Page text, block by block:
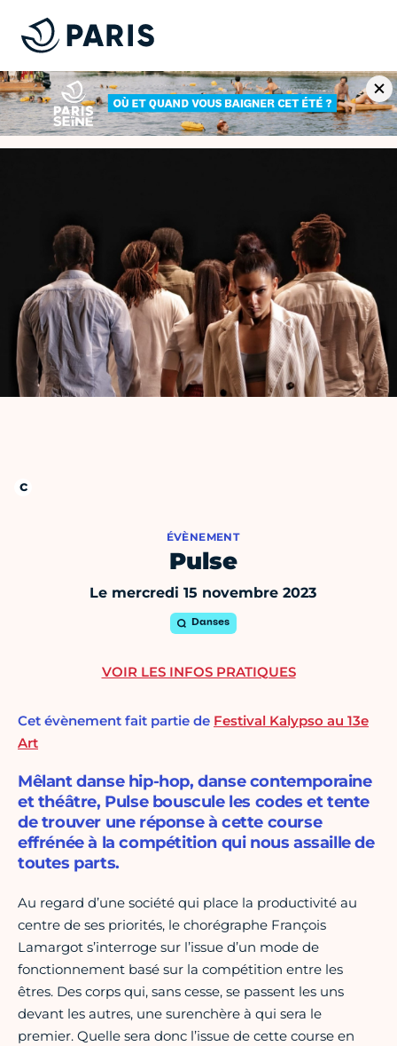
ÉVÈNEMENT
Pulse
Le mercredi 15 novembre 2023
Danses
Cet évènement fait partie de Festival Kalypso au 13e
Art
Mêlant danse hip-hop, danse contemporaine
et théâtre, Pulse bouscule les codes et tente
de trouver une réponse à cette course
effrénée à la compétition qui nous assaille de
toutes parts.
Au regard d’une société qui place la productivité au
centre de ses priorités, le chorégraphe François
Lamargot s’interroge sur l’issue d’un mode de
fonctionnement basé sur la compétition entre les
êtres. Des corps qui, sans cesse, se passent les uns
devant les autres, une surenchère à qui sera le
premier. Quelle sera donc l’issue de cette course en
VOIR LES INFOS PRATIQUES